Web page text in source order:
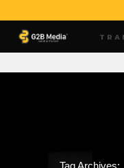
to
content
Tag Archives: